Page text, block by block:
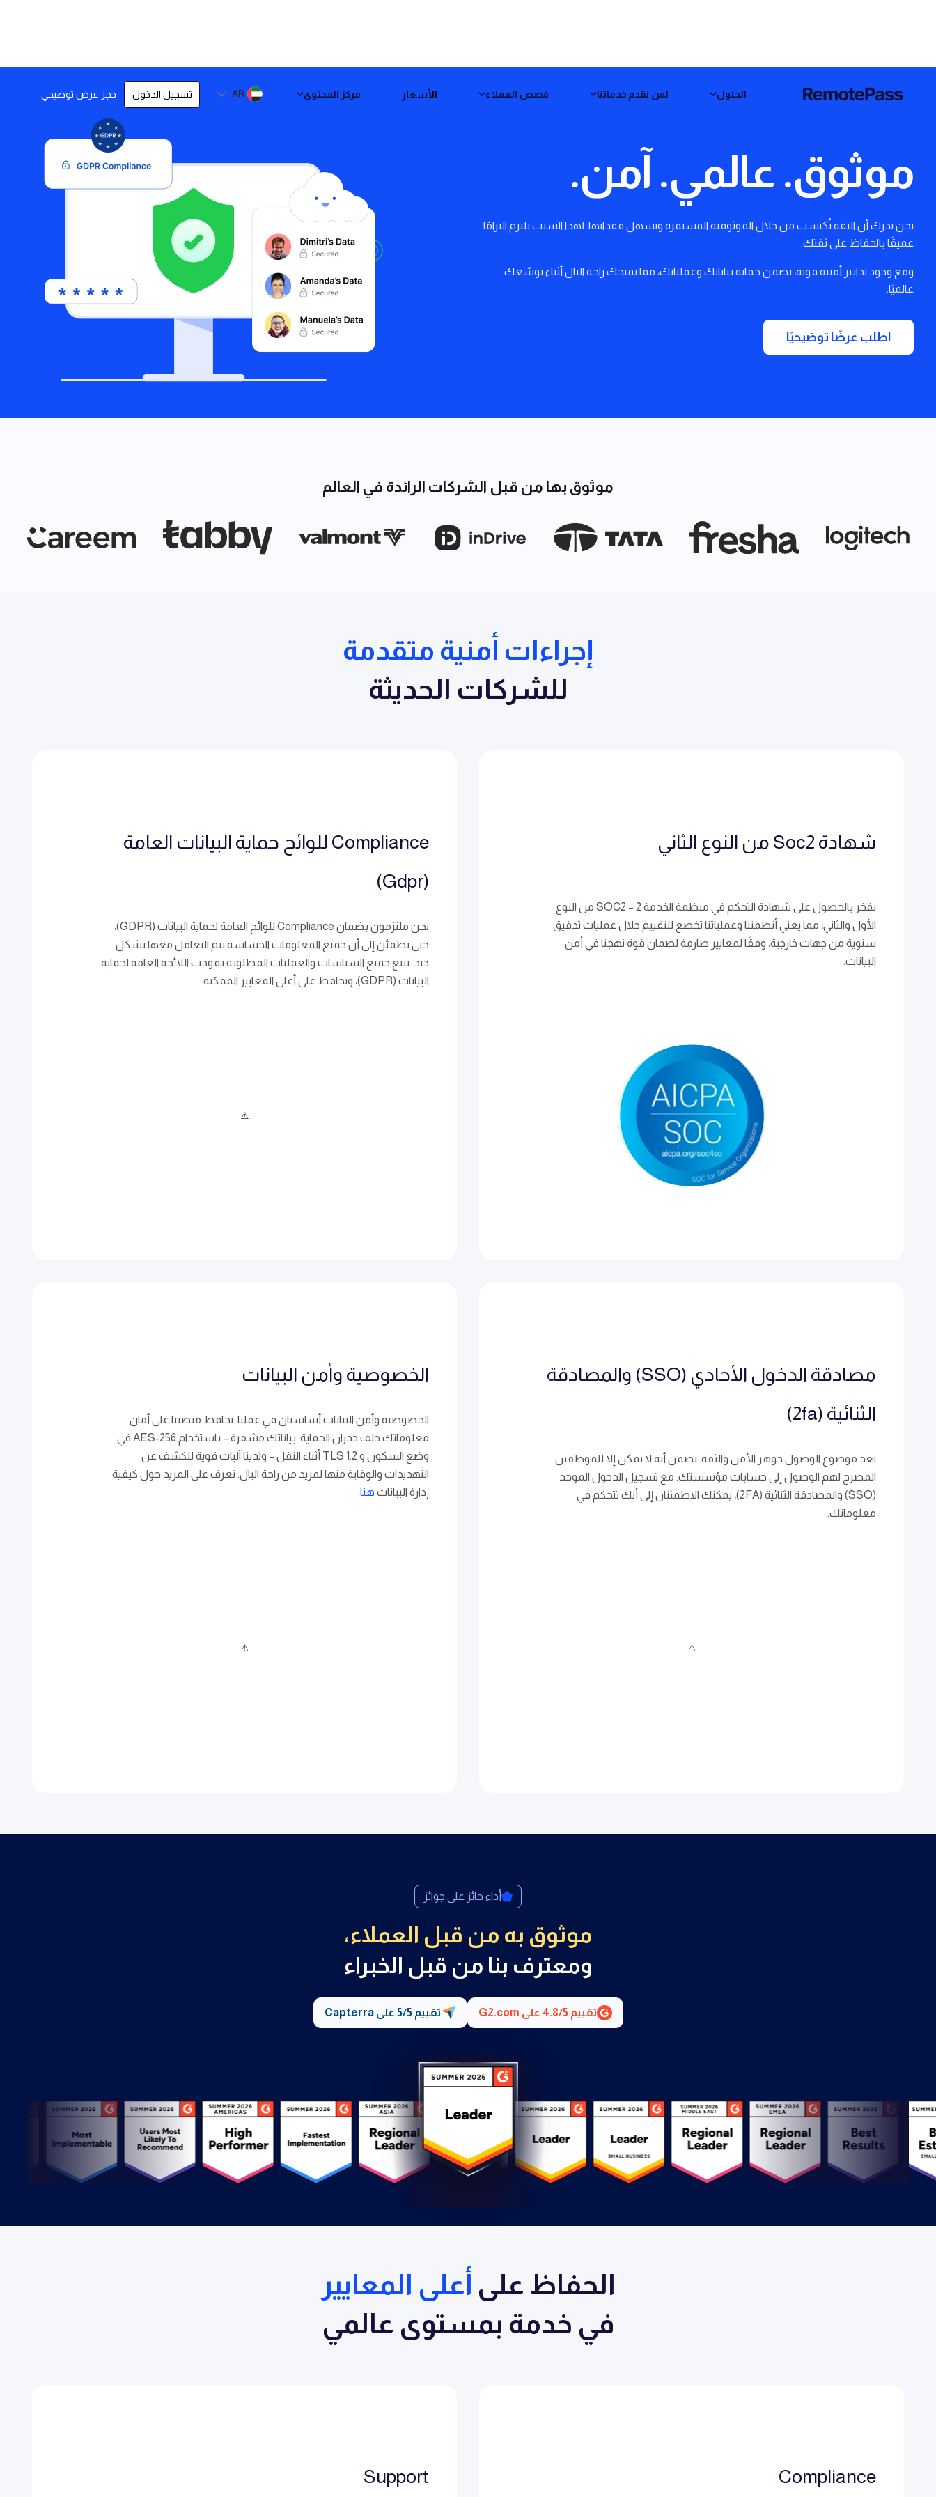
الحلول لمن نقدم خدماتنا قصص العملاء الأسعار مركز المحتوى AR حجز عرض توضيحي تسجيل الدخول
موثوق. عالمي. آمن.
نحن ندرك أن الثقة تُكتسب من خلال الموثوقية المستمرة ويسهل فقدانها. لهذا السبب نلتزم التزامًا
عميقًا بالحفاظ على ثقتك.
ومع وجود تدابير أمنية قوية، نضمن حماية بياناتك وعملياتك، مما يمنحك راحة البال أثناء توسّعك
عالميًا.
اطلب عرضًا توضيحيًا
موثوق بها من قبل الشركات الرائدة في العالم
إجراءات أمنية متقدمة
للشركات الحديثة
شهادة Soc2 من النوع الثاني
نفخر بالحصول على شهادة التحكم في منظمة الخدمة 2 – SOC2 من النوع
الأول والثاني، مما يعني أنظمتنا وعملياتنا تخضع للتقييم خلال عمليات تدقيق
سنوية من جهات خارجية، وفقًا لمعايير صارمة لضمان قوة نهجنا في أمن
البيانات.
Compliance للوائح حماية البيانات العامة
(gdpr)
نحن ملتزمون بضمان Compliance للوائح العامة لحماية البيانات (GDPR)،
حتى تطمئن إلى أن جميع المعلومات الحساسة يتم التعامل معها بشكل
جيد. نتبع جميع السياسات والعمليات المطلوبة بموجب اللائحة العامة لحماية
البيانات (GDPR)، ونحافظ على أعلى المعايير الممكنة.
مصادقة الدخول الأحادي (SSO) والمصادقة
الثنائية (2fa)
يعد موضوع الوصول جوهر الأمن والثقة. نضمن أنه لا يمكن إلا للموظفين
المصرح لهم الوصول إلى حسابات مؤسستك. مع تسجيل الدخول الموحد
(SSO) والمصادقة الثنائية (2FA)، يمكنك الاطمئنان إلى أنك تتحكم في
معلوماتك.
الخصوصية وأمن البيانات
الخصوصية وأمن البيانات أساسيان في عملنا. تحافظ منصتنا على أمان
معلوماتك خلف جدران الحماية. بياناتك مشفرة – باستخدام AES-256 في
وضع السكون و TLS 1.2 أثناء النقل – ولدينا آليات قوية للكشف عن
التهديدات والوقاية منها لمزيد من راحة البال. تعرف على المزيد حول كيفية
إدارة البيانات هنا.
أداء حائز على جوائز
موثوق به من قبل العملاء،
ومعترف بنا من قبل الخبراء
تقييم4.8/5 على G2.com تقييم5/5 على Capterra
الحفاظ على أعلى المعايير
في خدمة بمستوى عالمي
Compliance
Support